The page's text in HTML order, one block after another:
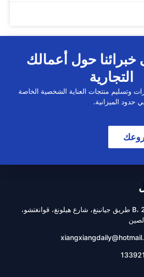
حول أعمالك
التجارية
وتسليم منتجات العناية الشخصية الخاصة
الميزانية.
الغرفة 221، المبنى B، 22 طريق جيانبنغ، شارع هيلونغ، قوانغتشو،